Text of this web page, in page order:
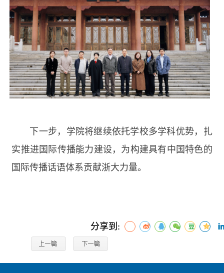
下一步，学院将继续依托学校多学科优势，扎
实推进国际传播能力建设，为构建具有中国特色的
国际传播话语体系贡献浙大力量。
分享到: